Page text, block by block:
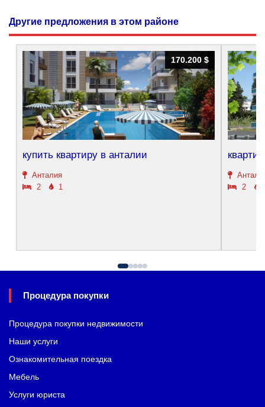
Другие предложения в этом районе
купить квартиру в анталии
Анталия
2
1
170.200 $
170.200 $
2
Процедура покупки
Процедура покупки недвижимости
Наши услуги
Ознакомительная поездка
Мебель
Услуги юриста